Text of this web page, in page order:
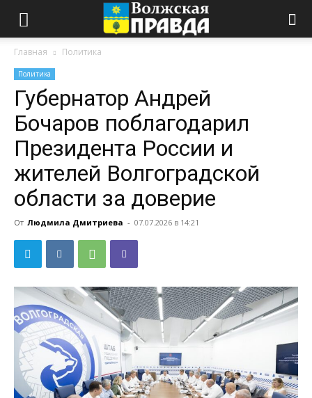
Главная Политика
Политика
Губернатор Андрей
Бочаров поблагодарил
Президента России и
жителей Волгоградской
области за доверие
От Людмила Дмитриева - 07.07.2026 в 14:21